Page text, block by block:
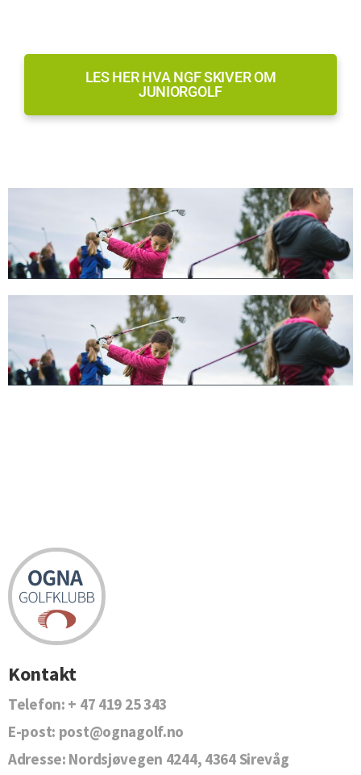
LES HER HVA NGF SKIVER OM
JUNIORGOLF
Kontakt
Telefon: + 47 419 25 343
E-post: post@ognagolf.no
Adresse: Nordsjøvegen 4244, 4364 Sirevåg